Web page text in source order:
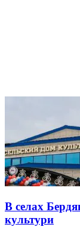
В селах
культури